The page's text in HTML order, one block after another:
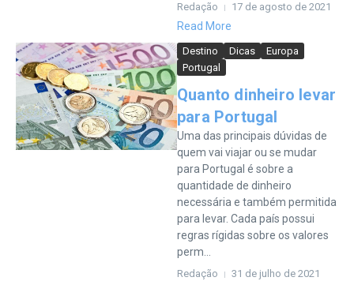
Redação 17 de agosto de 2021
Read More
Destino Dicas
Europa
Portugal
Quanto dinheiro levar
para Portugal
Uma das principais dúvidas de
quem vai viajar ou se mudar
para Portugal é sobre a
quantidade de dinheiro
necessária e também permitida
para levar. Cada país possui
regras rígidas sobre os valores
perm...
Redação 31 de julho de 2021